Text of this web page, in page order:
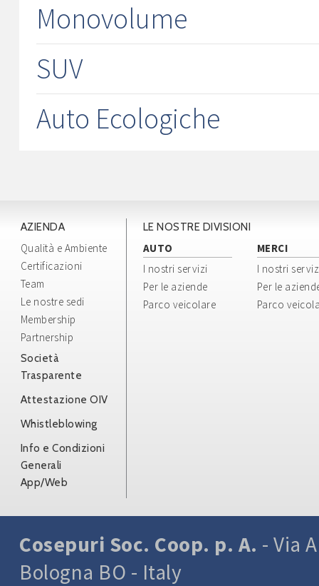
Monovolume
SUV
Auto Ecologiche
AZIENDA
Qualità e Ambiente
Certificazioni
Team
Le nostre sedi
Membership
Partnership
Società
Trasparente
Attestazione OIV
Whistleblowing
Info e Condizioni
Generali
App/Web
LE NOSTRE DIVISIONI
AUTO
I nostri servizi
Per le aziende
Parco veicolare
MERCI
I nostri
Per le
Parco
Cosepuri Soc. Coop. p. A. - Via
Bologna BO - Italy